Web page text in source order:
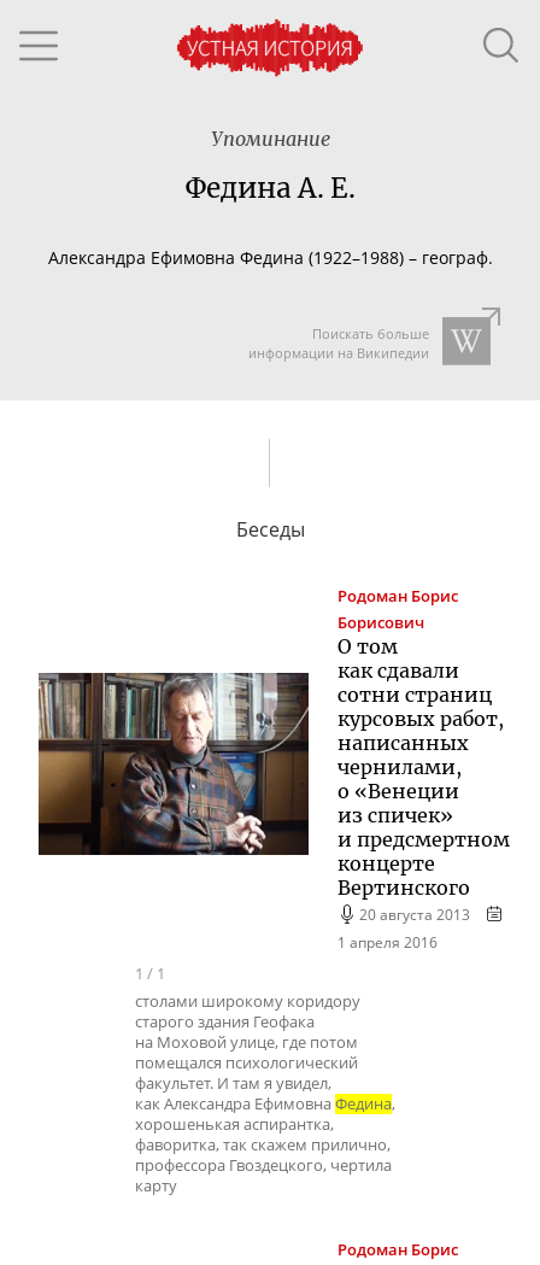
Упоминание
Федина А. Е.
Александра Ефимовна Федина (1922–1988) – географ.
Поискать больше
информации на Википедии
Беседы
Родоман Борис
Борисович
О том
как сдавали
сотни страниц
курсовых работ,
написанных
чернилами,
о «Венеции
из спичек»
и предсмертном
концерте
Вертинского
20 августа 2013
1 апреля 2016
1 / 1
столами широкому коридору
старого здания Геофака
на Моховой улице, где потом
помещался психологический
факультет. И там я увидел,
как Александра ЕфимовнаФедина,
хорошенькая аспирантка,
фаворитка, так скажем прилично,
профессора Гвоздецкого, чертила
карту
Родоман Борис